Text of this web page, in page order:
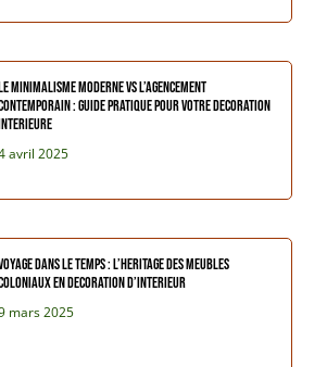
minimalisme moderne vs l’agencement
: guide pratique pour votre decoration
avril 2025
dans le temps : L’heritage des meubles
en decoration d’interieur
mars 2025